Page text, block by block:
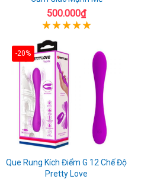
500.000₫
-20%
Que Rung Kích Điểm G 12 Chế Độ
Pretty Love